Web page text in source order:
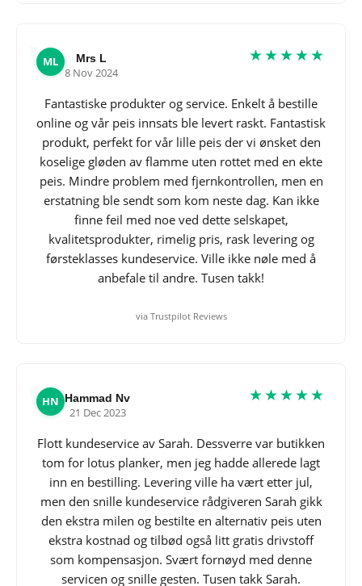
ML Mrs L
8 Nov 2024
★★★★★
Fantastiske produkter og service. Enkelt å bestille
online og vår peis innsats ble levert raskt. Fantastisk
produkt, perfekt for vår lille peis der vi ønsket den
koselige gløden av flamme uten rottet med en ekte
peis. Mindre problem med fjernkontrollen, men en
erstatning ble sendt som kom neste dag. Kan ikke
finne feil med noe ved dette selskapet,
kvalitetsprodukter, rimelig pris, rask levering og
førsteklasses kundeservice. Ville ikke nøle med å
anbefale til andre. Tusen takk!
via Trustpilot Reviews
HN Hammad Nv
21 Dec 2023
★★★★★
Flott kundeservice av Sarah. Dessverre var butikken
tom for lotus planker, men jeg hadde allerede lagt
inn en bestilling. Levering ville ha vært etter jul,
men den snille kundeservice rådgiveren Sarah gikk
den ekstra milen og bestilte en alternativ peis uten
ekstra kostnad og tilbød også litt gratis drivstoff
som kompensasjon. Svært fornøyd med denne
servicen og snille gesten. Tusen takk Sarah.